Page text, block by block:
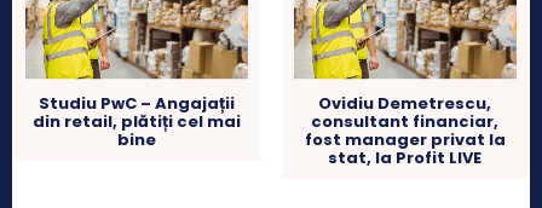
Studiu PwC – Angajații
din retail, plătiți cel mai
bine
Ovidiu Demetrescu,
consultant financiar,
fost manager privat la
stat, la Profit LIVE